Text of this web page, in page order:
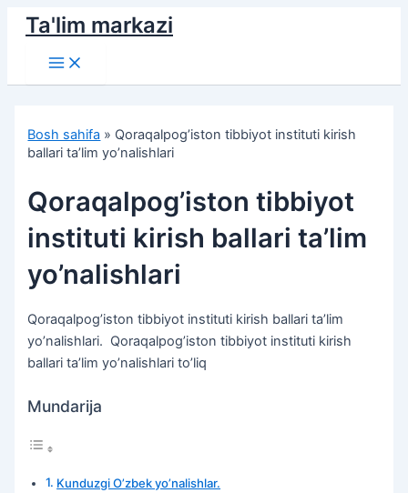
Skip
content
Ta'lim markazi
Main
Menu
Bosh sahifa » Qoraqalpog’iston tibbiyot instituti kirish
ballari ta’lim yo’nalishlari
Qoraqalpog’iston tibbiyot
instituti kirish ballari ta’lim
yo’nalishlari
Qoraqalpog’iston tibbiyot instituti kirish ballari ta’lim
yo’nalishlari. Qoraqalpog’iston tibbiyot instituti kirish
ballari ta’lim yo’nalishlari to’liq
Mundarija
Kunduzgi O’zbek yo’nalishlar.